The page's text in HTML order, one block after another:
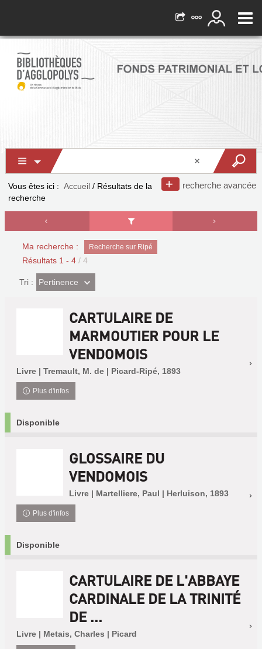
recherche avancée
Vous êtes ici : Accueil / Résultats de la
recherche
Ma recherche : Recherche sur Ripé
Résultats 1 - 4 / 4
Tri : (Effet
imédiat)
Pertinence
CARTULAIRE DE
MARMOUTIER POUR LE
VENDOMOIS
Livre | Tremault, M. de | Picard-Ripé, 1893
Plus d'infos
Disponible
GLOSSAIRE DU
VENDOMOIS
Livre | Martelliere, Paul | Herluison, 1893
Plus d'infos
Disponible
CARTULAIRE DE L'ABBAYE
CARDINALE DE LA TRINITÉ
DE ...
Livre | Metais, Charles | Picard